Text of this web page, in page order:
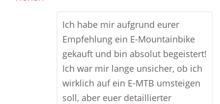
Ich habe mir aufgrund eurer
Empfehlung ein E-Mountainbike
gekauft und bin absolut begeistert!
Ich war mir lange unsicher, ob ich
wirklich auf ein E-MTB umsteigen
soll, aber euer detaillierter